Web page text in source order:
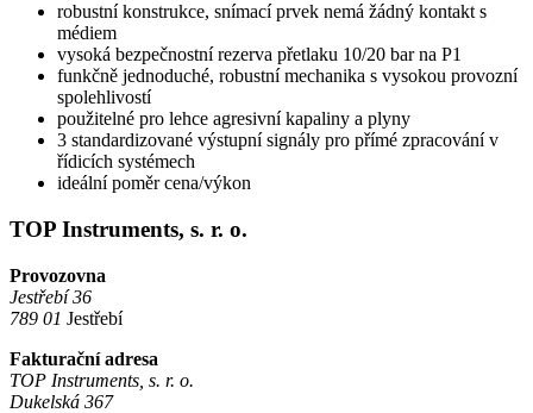
robustní konstrukce, snímací prvek nemá žádný kontakt s
médiem
vysoká bezpečnostní rezerva přetlaku 10/20 bar na P1
funkčně jednoduché, robustní mechanika s vysokou provozní
spolehlivostí
použitelné pro lehce agresivní kapaliny a plyny
3 standardizované výstupní signály pro přímé zpracování v
řídicích systémech
ideální poměr cena/výkon
TOP Instruments, s. r. o.
Provozovna
Jestřebí 36
789 01 Jestřebí
Fakturační adresa
TOP Instruments, s. r. o.
Dukelská 367